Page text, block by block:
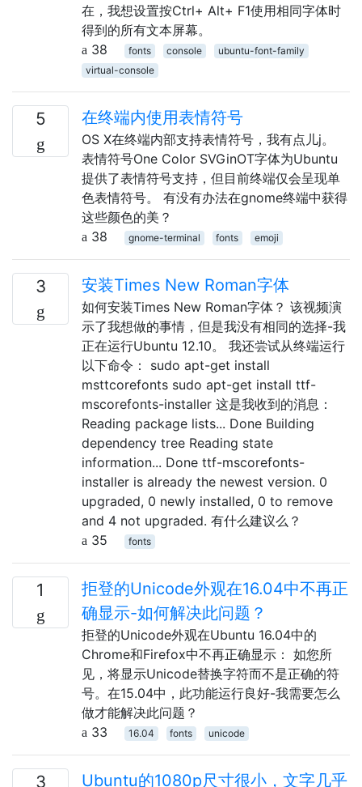
在，我想设置按Ctrl+ Alt+ F1使用相同字体时
得到的所有文本屏幕。
38
fonts console
ubuntu-font-family
virtual-console
5 在终端内使用表情符号
OS X在终端内部支持表情符号，我有点儿j。
表情符号One Color SVGinOT字体为Ubuntu
提供了表情符号支持，但目前终端仅会呈现单
色表情符号。 有没有办法在gnome终端中获得
这些颜色的美？
38
gnome-terminal fonts emoji
3 安装Times New Roman字体
如何安装Times New Roman字体？ 该视频演
示了我想做的事情，但是我没有相同的选择-我
正在运行Ubuntu 12.10。 我还尝试从终端运行
以下命令： sudo apt-get install
msttcorefonts sudo apt-get install ttf-
mscorefonts-installer 这是我收到的消息：
Reading package lists... Done Building
dependency tree Reading state
information... Done ttf-mscorefonts-
installer is already the newest version. 0
upgraded, 0 newly installed, 0 to remove
and 4 not upgraded. 有什么建议么？
35
fonts
1
拒登的Unicode外观在16.04中不再正
确显示-如何解决此问题？
拒登的Unicode外观在Ubuntu 16.04中的
Chrome和Firefox中不再正确显示： 如您所
见，将显示Unicode替换字符而不是正确的符
号。在15.04中，此功能运行良好-我需要怎么
做才能解决此问题？
33
16.04 fonts unicode
3
Ubuntu的1080p尺寸很小，文字几乎